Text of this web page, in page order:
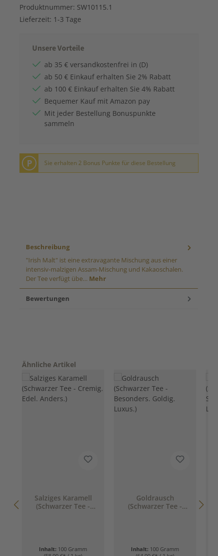
Produktnummer: SW10115.1
Lieferzeit: 1-3 Tage
Unsere Vorteile
ab 35 € versandkostenfrei in (D)
ab 50 € Einkauf erhalten Sie 2% Rabatt
ab 100 € Einkauf erhalten Sie 4% Rabatt
Bequemer Kauf mit Amazon pay
Mit jeder Bestellung Bonuspunkte
sammeln
P Sie erhalten 2 Bonus Punkte für diese Bestellung
Beschreibung
"Irish Malt" ist eine extravagante Mischung aus einer
intensiv-malzigen Assam-Mischung und Kakaoschalen.
Der Tee verfügt übe… Mehr
Bewertungen
Produktgalerie überspringen
Ähnliche Artikel
Salziges Karamell
(Schwarzer Tee -
Inhalt: 100 Gramm
Goldrausch
(Schwarzer Tee -
Inhalt: 100 Gramm